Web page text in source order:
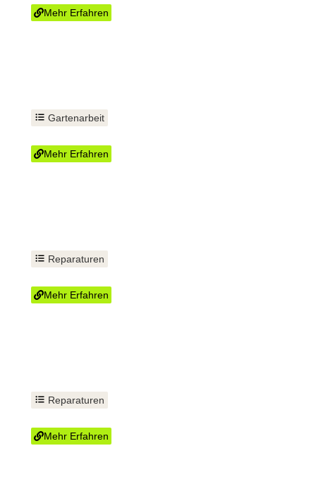
Mehr Erfahren
Gartenarbeit
Mehr Erfahren
Reparaturen
Mehr Erfahren
Reparaturen
Mehr Erfahren